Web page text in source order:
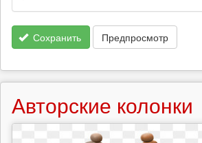
Сохранить Предпросмотр
Авторские колонки